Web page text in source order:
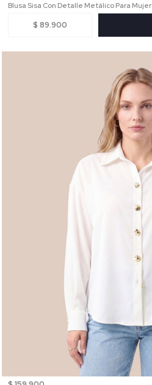
Blusa Sisa Con Detalle Metálico Para Mujer
$ 89.900